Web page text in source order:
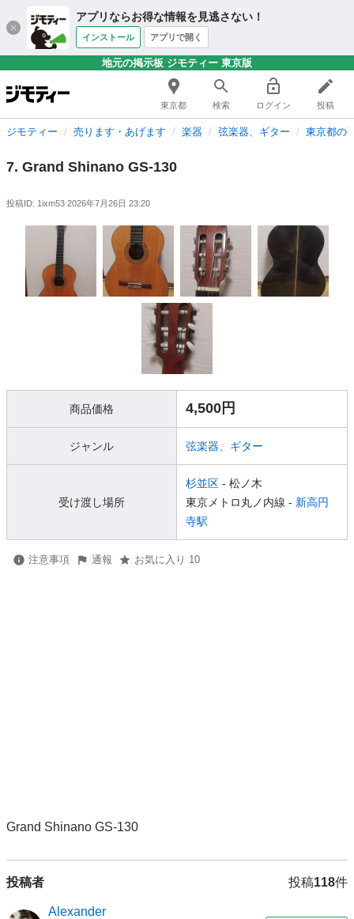
アプリならお得な情報を見逃さない！
インストール アプリで開く
地元の掲示板 ジモティー 東京版
東京都 検索 ログイン 投稿
ジモティー 売ります・あげます 楽器 弦楽器、ギター 東京都の
7. Grand Shinano GS-130
投稿ID: 1ixm53 2026年7月26日 23:20
商品価格 4,500円
ジャンル 弦楽器、ギター
受け渡し場所
杉並区 - 松ノ木
東京メトロ丸ノ内線 - 新高円
寺駅
注意事項 通報 お気に入り 10
投稿者 投稿118件
Alexander